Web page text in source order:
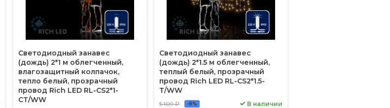
Светодиодный занавес
(дождь) 2*1 м облегченный,
влагозащитный колпачок,
тепло белый, прозрачный
провод Rich LED RL-CS2*1-
CT/WW
Светодиодный занавес
(дождь) 2*1.5 м облегченный,
теплый белый, прозрачный
провод Rich LED RL-CS2*1.5-
T/WW
5 109 ₽ -8% В наличии